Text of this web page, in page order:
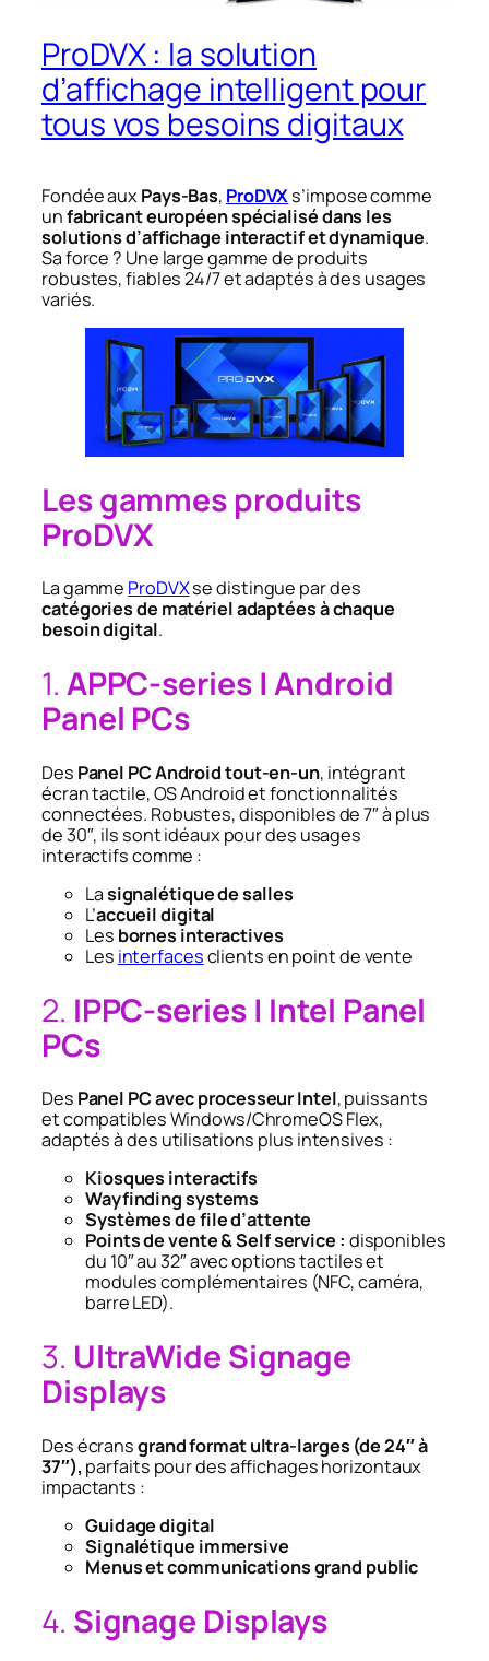
ProDVX : la solution
d’affichage intelligent pour
tous vos besoins digitaux
Fondée auxPays-Bas, ProDVXs’impose comme
unfabricant européen spécialisé dans les
solutions d’affichage interactif et dynamique.
Sa force ? Une large gamme de produits
robustes, fiables 24/7 et adaptés à des usages
variés.
Les gammes produits
ProDVX
La gamme ProDVXse distingue par des
catégories de matériel adaptées à chaque
besoin digital.
1. APPC-series | Android
Panel PCs
Des Panel PC Android tout-en-un, intégrant
écran tactile, OS Android et fonctionnalités
connectées. Robustes, disponibles de 7″ à plus
de 30″, ils sont idéaux pour des usages
interactifs comme :
Lasignalétique de salles
L’accueil digital
Les bornes interactives
Les interfacesclients en point de vente
2. IPPC-series | Intel Panel
PCs
Des Panel PC avec processeur Intel, puissants
et compatibles Windows/ChromeOS Flex,
adaptés à des utilisations plus intensives :
Kiosques interactifs
Wayfinding systems
Systèmes de file d’attente
Points de vente & Self service : disponibles
du 10″ au 32″ avec options tactiles et
modules complémentaires (NFC, caméra,
barre LED).
3. UltraWide Signage
Displays
Des écransgrand format ultra-larges (de 24″ à
37″), parfaits pour des affichages horizontaux
impactants :
Guidage digital
Signalétique immersive
Menus et communications grand public
4. Signage Displays